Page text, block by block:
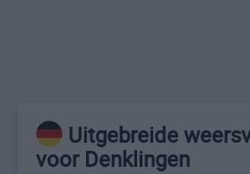
Uitgebreide
voor Denklingen